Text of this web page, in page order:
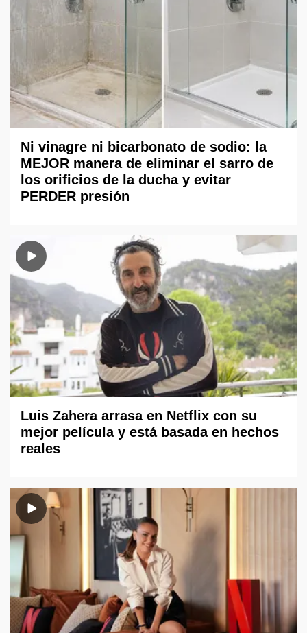
Ni vinagre ni bicarbonato de sodio: la
MEJOR manera de eliminar el sarro de
los orificios de la ducha y evitar
PERDER presión
Luis Zahera arrasa en Netflix con su
mejor película y está basada en hechos
reales